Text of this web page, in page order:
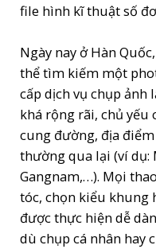
file hình kĩ thuật số
Ngày nay ở Hàn
thể tìm kiếm một
cấp dịch vụ chụp ảnh
khá rộng rãi, chủ
cung đường, địa
thường qua lại (ví dụ:
Gangnam,…). Mọi
tóc, chọn kiểu khung
được thực hiện dễ
dù chụp cá nhân hay